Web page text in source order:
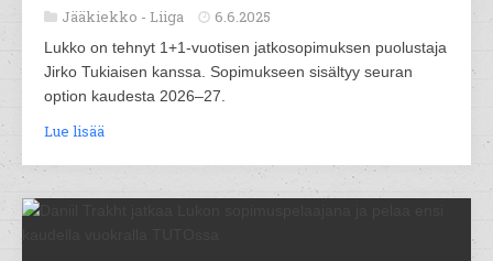
Jääkiekko - Liiga 6.6.2025
Lukko on tehnyt 1+1-vuotisen jatkosopimuksen puolustaja
Jirko Tukiaisen kanssa. Sopimukseen sisältyy seuran
option kaudesta 2026–27.
Lue lisää